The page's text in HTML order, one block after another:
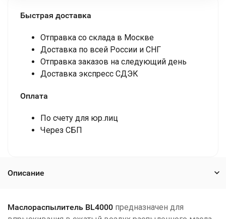
Быстрая доставка
Отправка со склада в Москве
Доставка по всей России и СНГ
Отправка заказов на следующий день
Доставка экспресс СДЭК
Оплата
По счету для юр.лиц
Через СБП
Описание
Маслораспылитель BL4000 предназначен для